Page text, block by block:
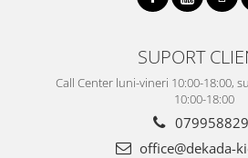
SUPORT
Call Center luni-vineri 10:00-18:00,
10:00-18:00
office@dekada-